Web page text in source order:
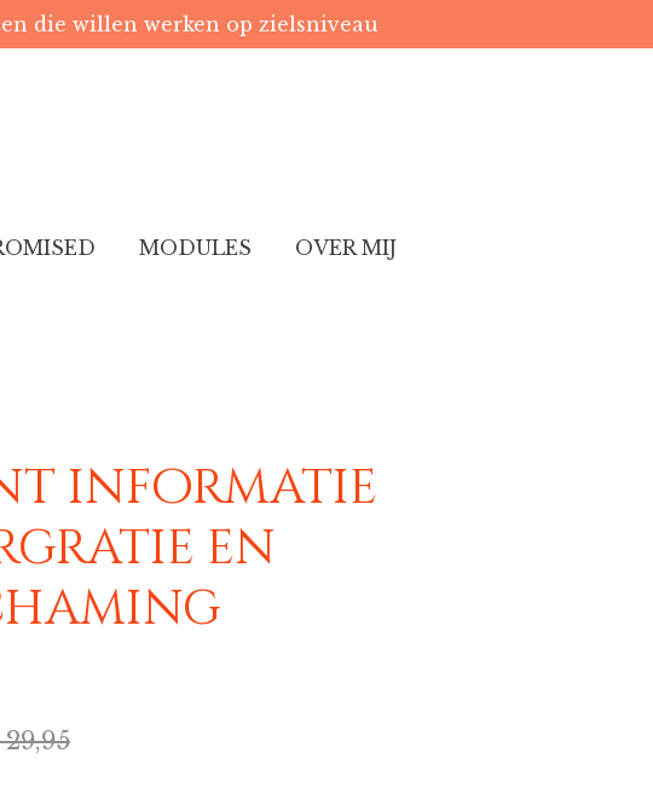
die willen werken op zielsniveau
MODULES OVER MIJ
informatie
en